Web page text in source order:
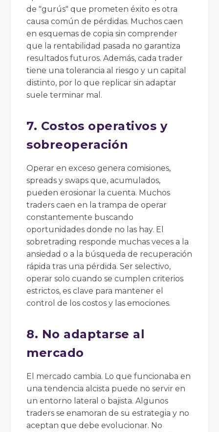
de "gurús" que prometen éxito es otra
causa común de pérdidas. Muchos caen
en esquemas de copia sin comprender
que la rentabilidad pasada no garantiza
resultados futuros. Además, cada trader
tiene una tolerancia al riesgo y un capital
distinto, por lo que replicar sin adaptar
suele terminar mal.
7. Costos operativos y
sobreoperación
Operar en exceso genera comisiones,
spreads y swaps que, acumulados,
pueden erosionar la cuenta. Muchos
traders caen en la trampa de operar
constantemente buscando
oportunidades donde no las hay. El
sobretrading responde muchas veces a la
ansiedad o a la búsqueda de recuperación
rápida tras una pérdida. Ser selectivo,
operar solo cuando se cumplen criterios
estrictos, es clave para mantener el
control de los costos y las emociones.
8. No adaptarse al
mercado
El mercado cambia. Lo que funcionaba en
una tendencia alcista puede no servir en
un entorno lateral o bajista. Algunos
traders se enamoran de su estrategia y no
aceptan que debe evolucionar. No